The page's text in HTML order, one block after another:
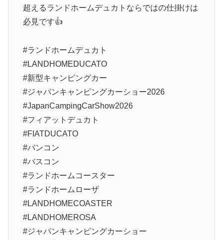
超えるランドホームデュカトならではの仕掛けは
必見です👍
#ランドホームデュカト
#LANDHOMEDUCATO
#新型キャンピングカー
#ジャパンキャンピングカーショー2026
#JapanCampingCarShow2026
#フィアットデュカト
#FIATDUCATO
#バンコン
#バスコン
#ランドホームコースター
#ランドホームローザ
#LANDHOMECOASTER
#LANDHOMEROSA
#ジャパンキャンピングカーショー